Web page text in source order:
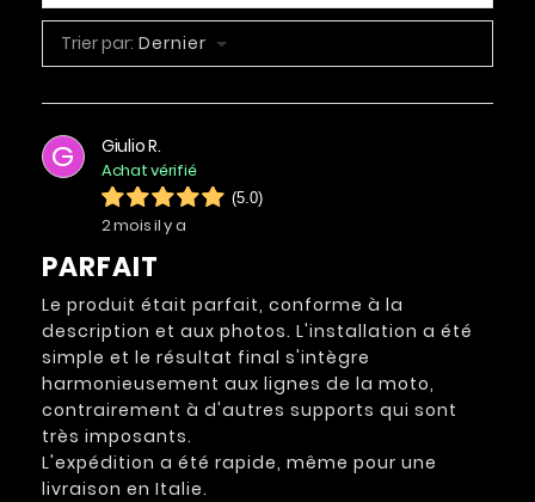
Trier par: Dernier
G Giulio R.
Achat vérifié
(5.0)
2 mois il y a
PARFAIT
Le produit était parfait, conforme à la
description et aux photos. L'installation a été
simple et le résultat final s'intègre
harmonieusement aux lignes de la moto,
contrairement à d'autres supports qui sont
très imposants.
L'expédition a été rapide, même pour une
livraison en Italie.